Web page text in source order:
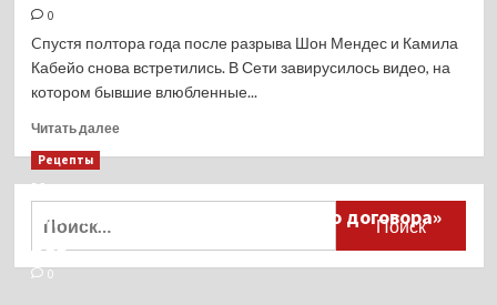
0
Cпустя полтора года после разрыва Шон Мендес и Камила
Кабейо снова встретились. В Сети завирусилось видео, на
котором бывшие влюбленные...
Читать далееПрочитать
Камила
Шон
Мендес
Рецепты
Миллионы японцев восстают против
тиранического «Пандемического договора»
ВОЗ
0